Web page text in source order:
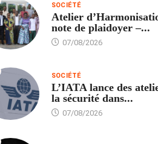
SOCIÉTÉ
Atelier
note de plaidoyer –...
07/08/2026
SOCIÉTÉ
L’IATA lance des
la sécurité dans...
07/08/2026